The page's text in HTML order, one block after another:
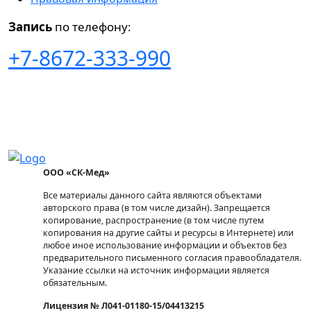
Запись по телефону:
+7-8672-333-990
ООО «СК-Мед»
Все материалы данного сайта являются объектами
авторского права (в том числе дизайн). Запрещается
копирование, распространение (в том числе путем
копирования на другие сайты и ресурсы в Интернете) или
любое иное использование информации и объектов без
предварительного письменного согласия правообладателя.
Указание ссылки на источник информации является
обязательным.
Лицензия № Л041-01180-15/04413215